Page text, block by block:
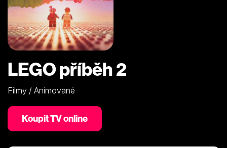
LEGO příběh 2
Filmy / Animované
Koupit TV online